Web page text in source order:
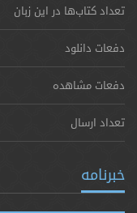
تعداد کتاب‌ها در این زبان
دفعات دانلود
دفعات مشاهده
تعداد ارسال
خبرنامه